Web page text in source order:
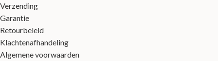
Verzending
Garantie
Retourbeleid
Klachtenafhandeling
Algemene voorwaarden